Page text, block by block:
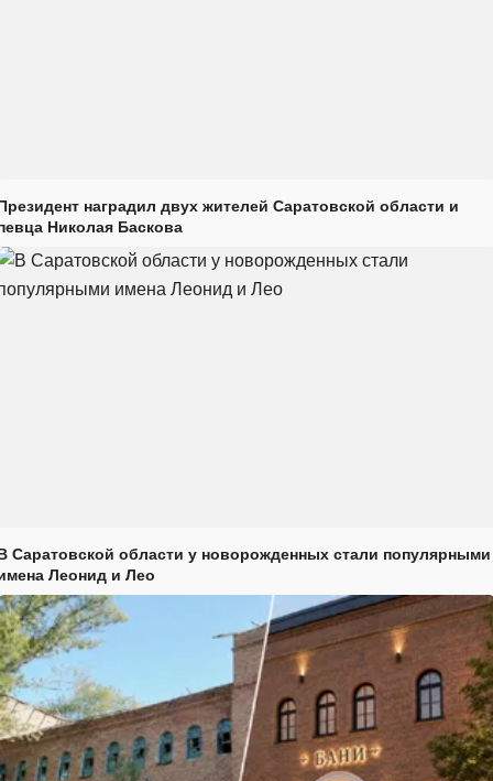
наградил двух жителей Саратовской области и
Николая Баскова
Саратовской области у новорожденных стали популярными
Леонид и Лео